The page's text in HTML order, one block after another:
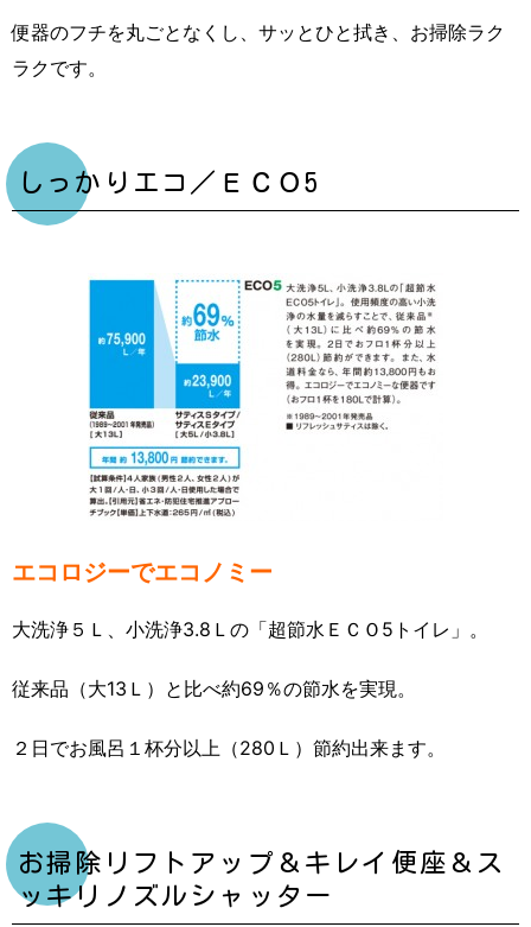
便器のフチを丸ごとなくし、サッとひと拭き、お掃除ラク
ラクです。
しっかりエコ／ＥＣＯ5
エコロジーでエコノミー
大洗浄５Ｌ、小洗浄3.8Ｌの「超節水ＥＣＯ5トイレ」。
従来品（大13Ｌ）と比べ約69％の節水を実現。
２日でお風呂１杯分以上（280Ｌ）節約出来ます。
お掃除リフトアップ＆キレイ便座＆ス
ッキリノズルシャッター